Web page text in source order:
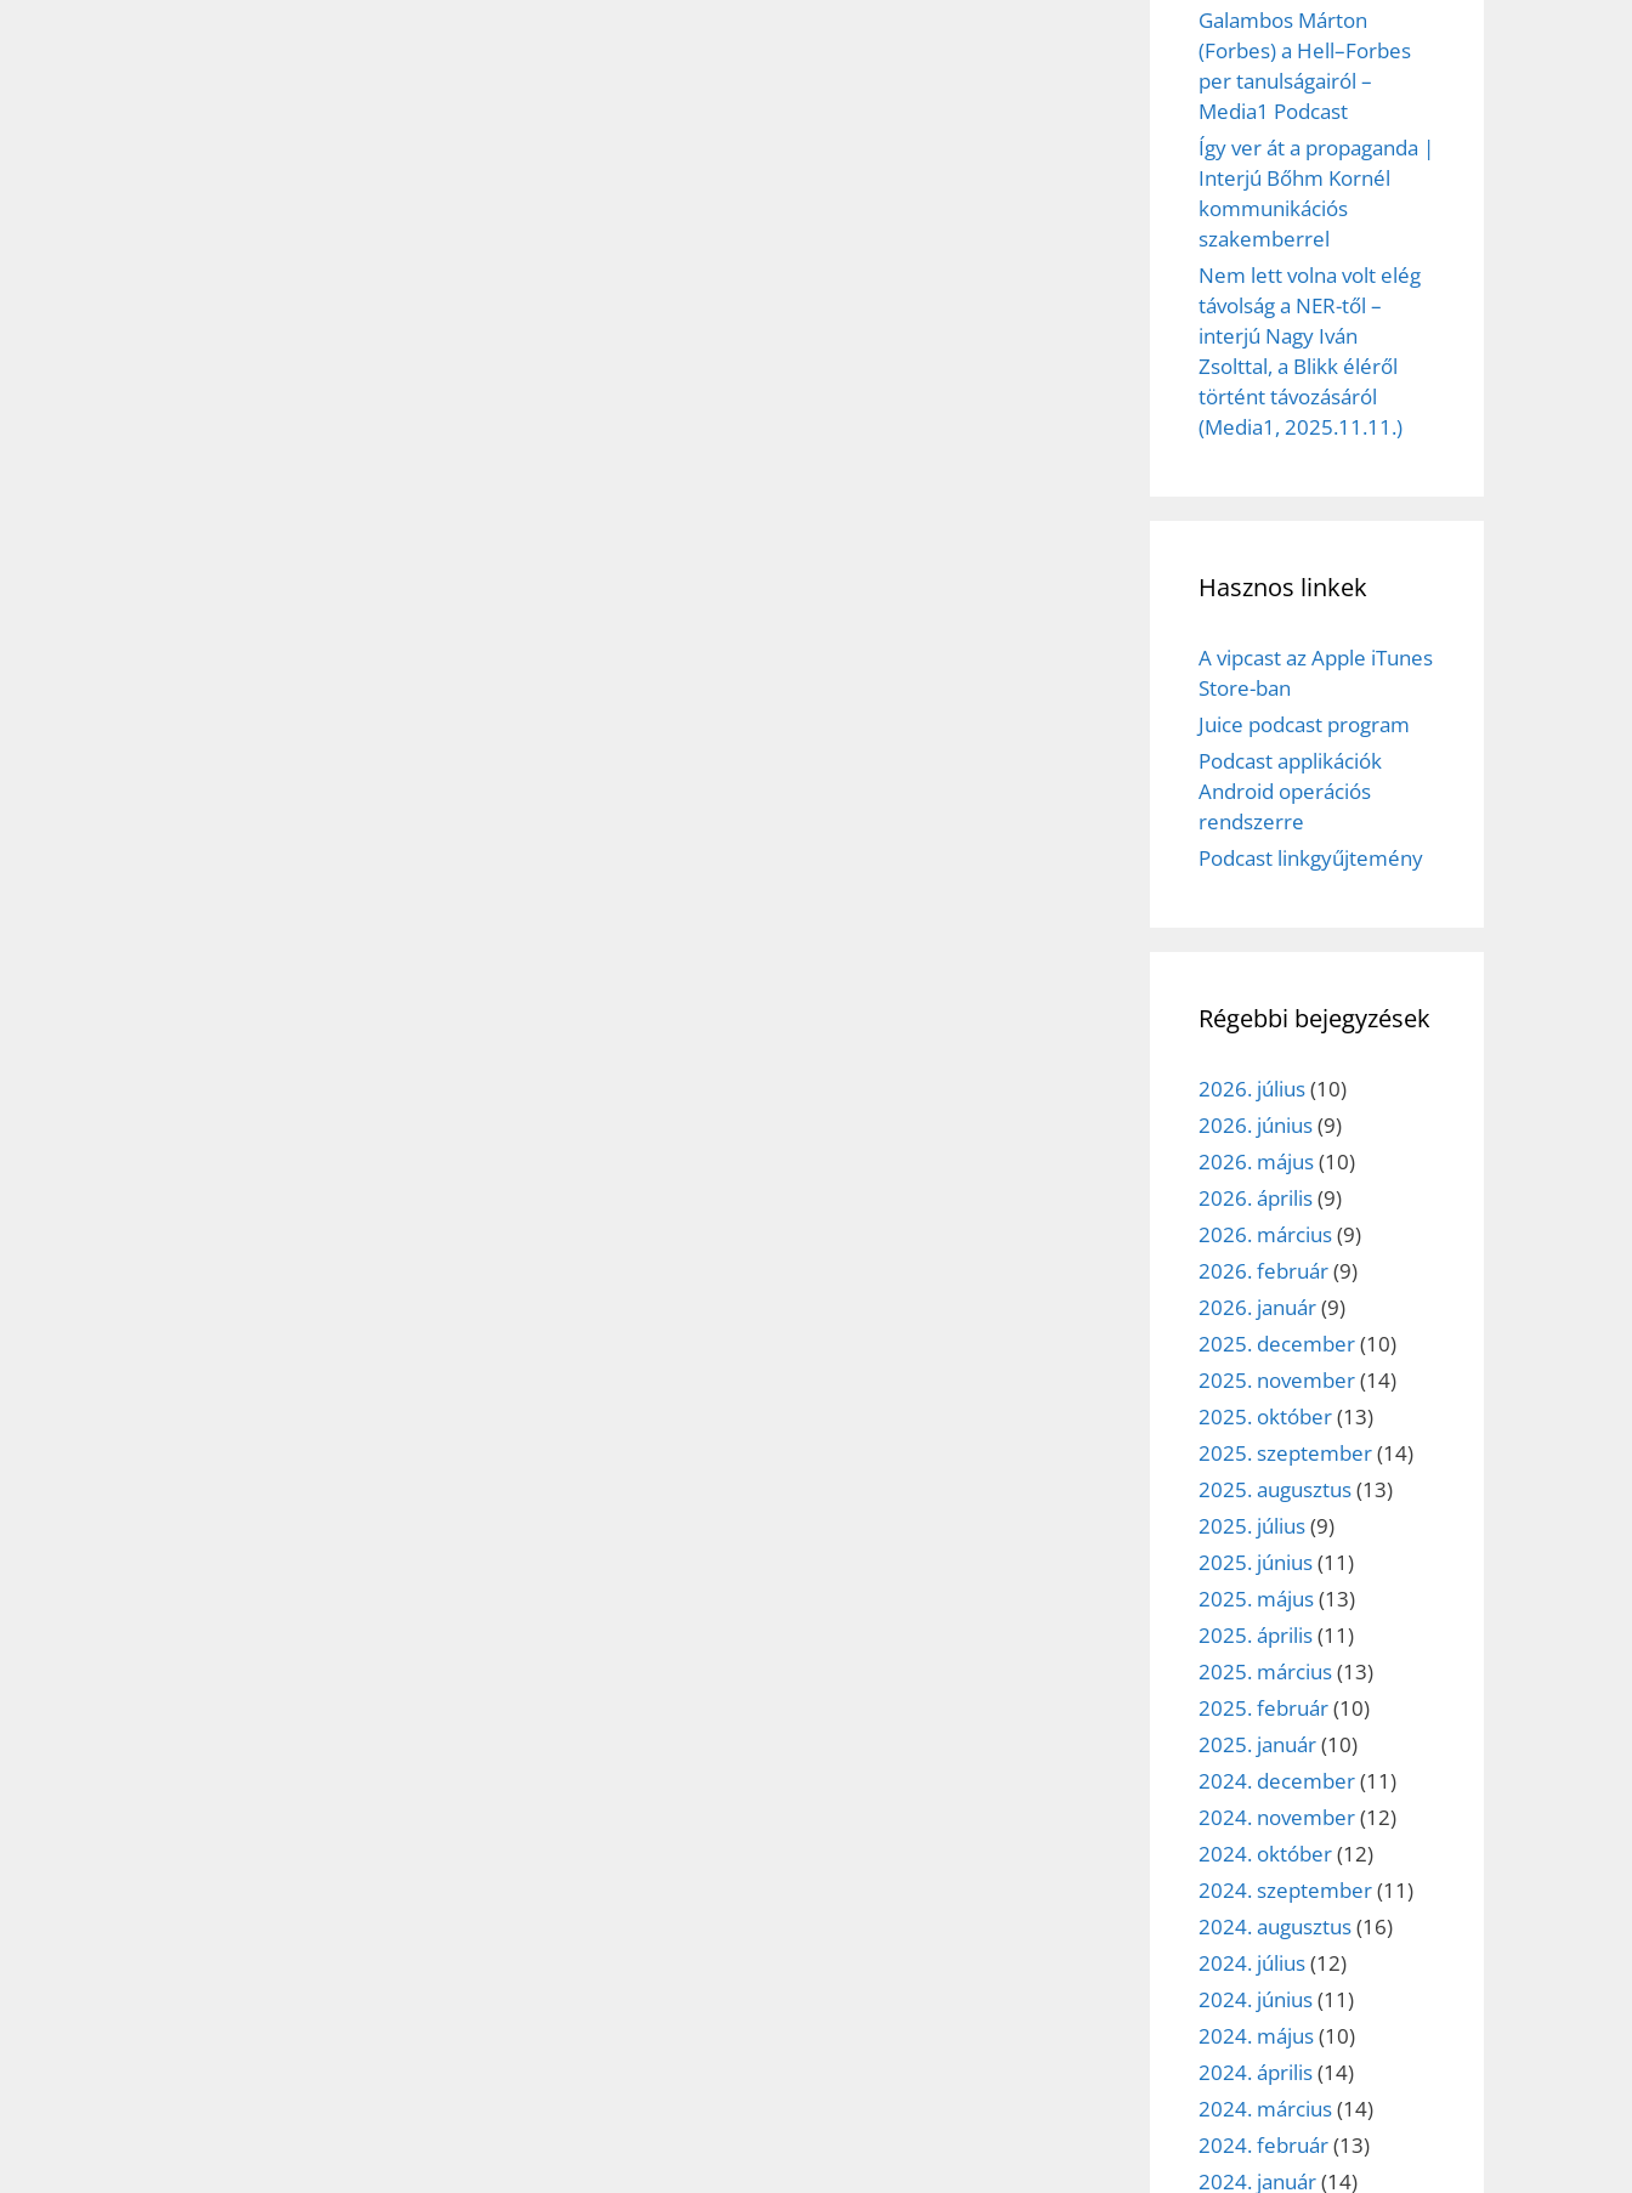
Galambos Márton
(Forbes) a Hell–Forbes
per tanulságairól –
Media1 Podcast
Így ver át a propaganda |
Interjú Bőhm Kornél
kommunikációs
szakemberrel
Nem lett volna volt elég
távolság a NER-től –
interjú Nagy Iván
Zsolttal, a Blikk éléről
történt távozásáról
(Media1, 2025.11.11.)
Hasznos linkek
A vipcast az Apple iTunes
Store-ban
Juice podcast program
Podcast applikációk
Android operációs
rendszerre
Podcast linkgyűjtemény
Régebbi bejegyzések
2026. július(10)
2026. június(9)
2026. május(10)
2026. április(9)
2026. március(9)
2026. február(9)
2026. január(9)
2025. december(10)
2025. november(14)
2025. október(13)
2025. szeptember(14)
2025. augusztus(13)
2025. július(9)
2025. június(11)
2025. május(13)
2025. április(11)
2025. március(13)
2025. február(10)
2025. január(10)
2024. december(11)
2024. november(12)
2024. október(12)
2024. szeptember(11)
2024. augusztus(16)
2024. július(12)
2024. június(11)
2024. május(10)
2024. április(14)
2024. március(14)
2024. február(13)
2024. január(14)